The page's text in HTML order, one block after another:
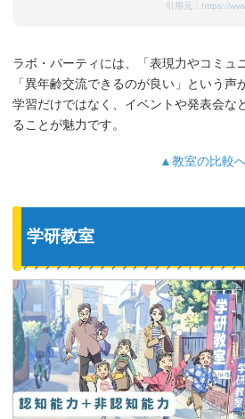
引用元： https://
ラボ・パーティには、「表現力やコミュ
「異年齢交流できるのが良い」という
学習だけではなく、イベントや発表会な
ることが魅力です。
▲教室の比較
学研教室